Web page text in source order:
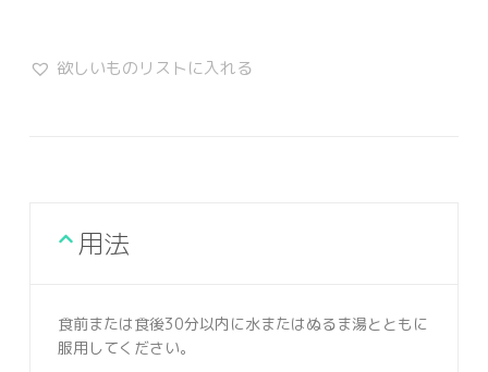
欲しいものリストに入れる
用法
食前または食後30分以内に水またはぬるま湯とともに
服用してください。